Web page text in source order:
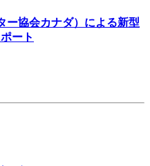
ー協会カナダ）による新型
ート